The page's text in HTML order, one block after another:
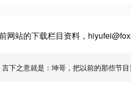
网站的下载栏目资料，
言下之意就是：坤哥，把以前的那些节